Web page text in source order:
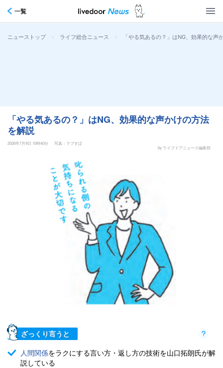
一覧
ニューストップ > ライフ総合ニュース > 「やる気あるの？」はNG、効果的な声
「やる気あるの？」はNG、効果的な声かけの方法
を解説
2026年7月9日 10時40分
写真：ラブすぽ
by ライブドアニュース編集部
ざっくり言うと
人間関係をラクにする言い方・返し方の技術を山口拓朗氏が解
説している